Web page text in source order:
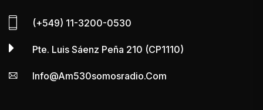
(+549) 11-3200-0530
Pte. Luis Sáenz Peña 210 (CP1110)
Info@am530somosradio.com